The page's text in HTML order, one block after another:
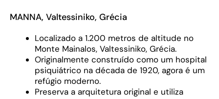
MANNA, Valtessiniko, Grécia
Localizado a 1.200 metros de altitude no
Monte Mainalos, Valtessiniko, Grécia.
Originalmente construído como um hospital
psiquiátrico na década de 1920, agora é um
refúgio moderno.
Preserva a arquitetura original e utiliza